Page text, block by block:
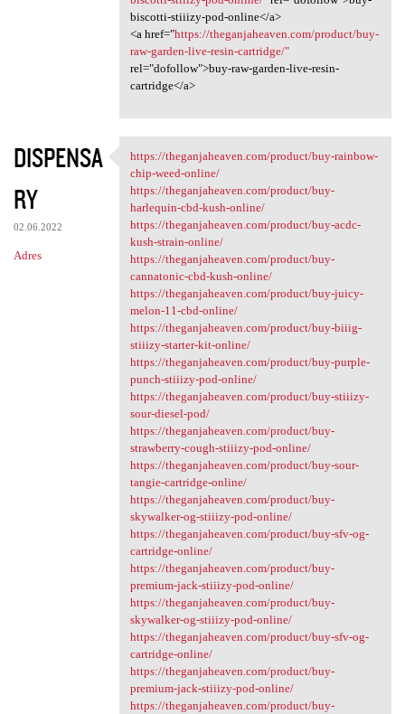
biscotti-stiiizy-pod-online</a>
<a href="https://theganjaheaven.com/product/buy-
raw-garden-live-resin-cartridge/"
rel="dofollow">buy-raw-garden-live-resin-
cartridge</a>
DISPENSA
RY
02.06.2022
Adres
https://theganjaheaven.com
https://theganjaheaven.com/product/buy-rainbow-
chip-weed-online/
https://theganjaheaven.com/product/buy-
harlequin-cbd-kush-online/
https://theganjaheaven.com/product/buy-acdc-
kush-strain-online/
https://theganjaheaven.com/product/buy-
cannatonic-cbd-kush-online/
https://theganjaheaven.com/product/buy-juicy-
melon-11-cbd-online/
https://theganjaheaven.com/product/buy-biiig-
stiiizy-starter-kit-online/
https://theganjaheaven.com/product/buy-purple-
punch-stiiizy-pod-online/
https://theganjaheaven.com/product/buy-stiiizy-
sour-diesel-pod/
https://theganjaheaven.com/product/buy-
strawberry-cough-stiiizy-pod-online/
https://theganjaheaven.com/product/buy-sour-
tangie-cartridge-online/
https://theganjaheaven.com/product/buy-
skywalker-og-stiiizy-pod-online/
https://theganjaheaven.com/product/buy-sfv-og-
cartridge-online/
https://theganjaheaven.com/product/buy-
premium-jack-stiiizy-pod-online/
https://theganjaheaven.com/product/buy-
skywalker-og-stiiizy-pod-online/
https://theganjaheaven.com/product/buy-sfv-og-
cartridge-online/
https://theganjaheaven.com/product/buy-
premium-jack-stiiizy-pod-online/
https://theganjaheaven.com/product/buy-